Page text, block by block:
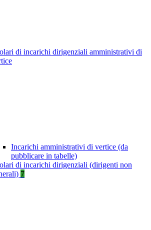
di incarichi dirigenziali amministrativi di
Incarichi amministrativi di vertice (da
pubblicare in tabelle)
di incarichi dirigenziali (dirigenti non
7